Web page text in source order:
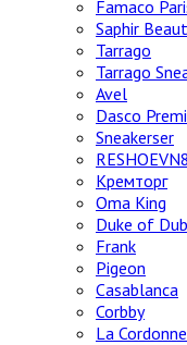
Famaco
Saphir
Tarrago
Tarrago
Avel
Dasco
Sneakerser
Кремторг
Oma King
Duke of
Frank
Pigeon
Casablanca
Corbby
La